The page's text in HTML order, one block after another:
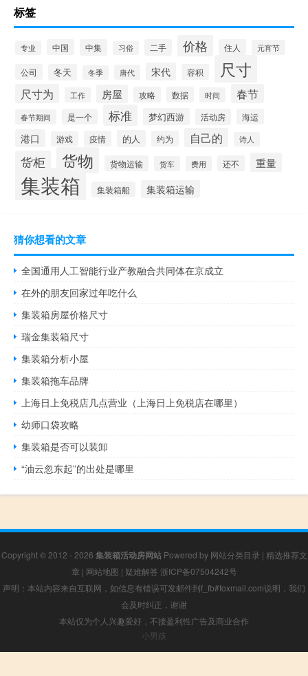
标签
专业 中国 中集 习俗 二手 价格 住人 元宵节
公司 冬天 冬季 唐代 宋代 容积 尺寸
尺寸为 工作 房屋 攻略 数据 时间 春节
春节期间 是一个 标准 梦幻西游 活动房 海运
港口 游戏 疫情 的人 约为 自己的 诗人
货柜 货物 货物运输 货车 费用 还不 重量
集装箱 集装箱船 集装箱运输
猜你想看的文章
全国通用人工智能行业产教融合共同体在京成立
在外的朋友回家过年吃什么
集装箱房屋价格尺寸
瑞金集装箱尺寸
集装箱分析小屋
集装箱拖车品牌
上海日上免税店几点营业（上海日上免税店在哪里）
幼师口袋攻略
集装箱是否可以装卸
“油云忽东起”的出处是哪里
Copyright © 2012 - 2026 集装箱活动房网站Powered by 网站分类目录 | 精选推荐文
章 | 网站地图 | 疑难解答 浙ICP备07504242号
声明：本站内容来自互联网，如信息有错误可发邮件到f_fb#foxmail.com说明，我们
会及时纠正，谢谢
本站仅为个人兴趣爱好，不接盈利性广告及商业合作
小男孩